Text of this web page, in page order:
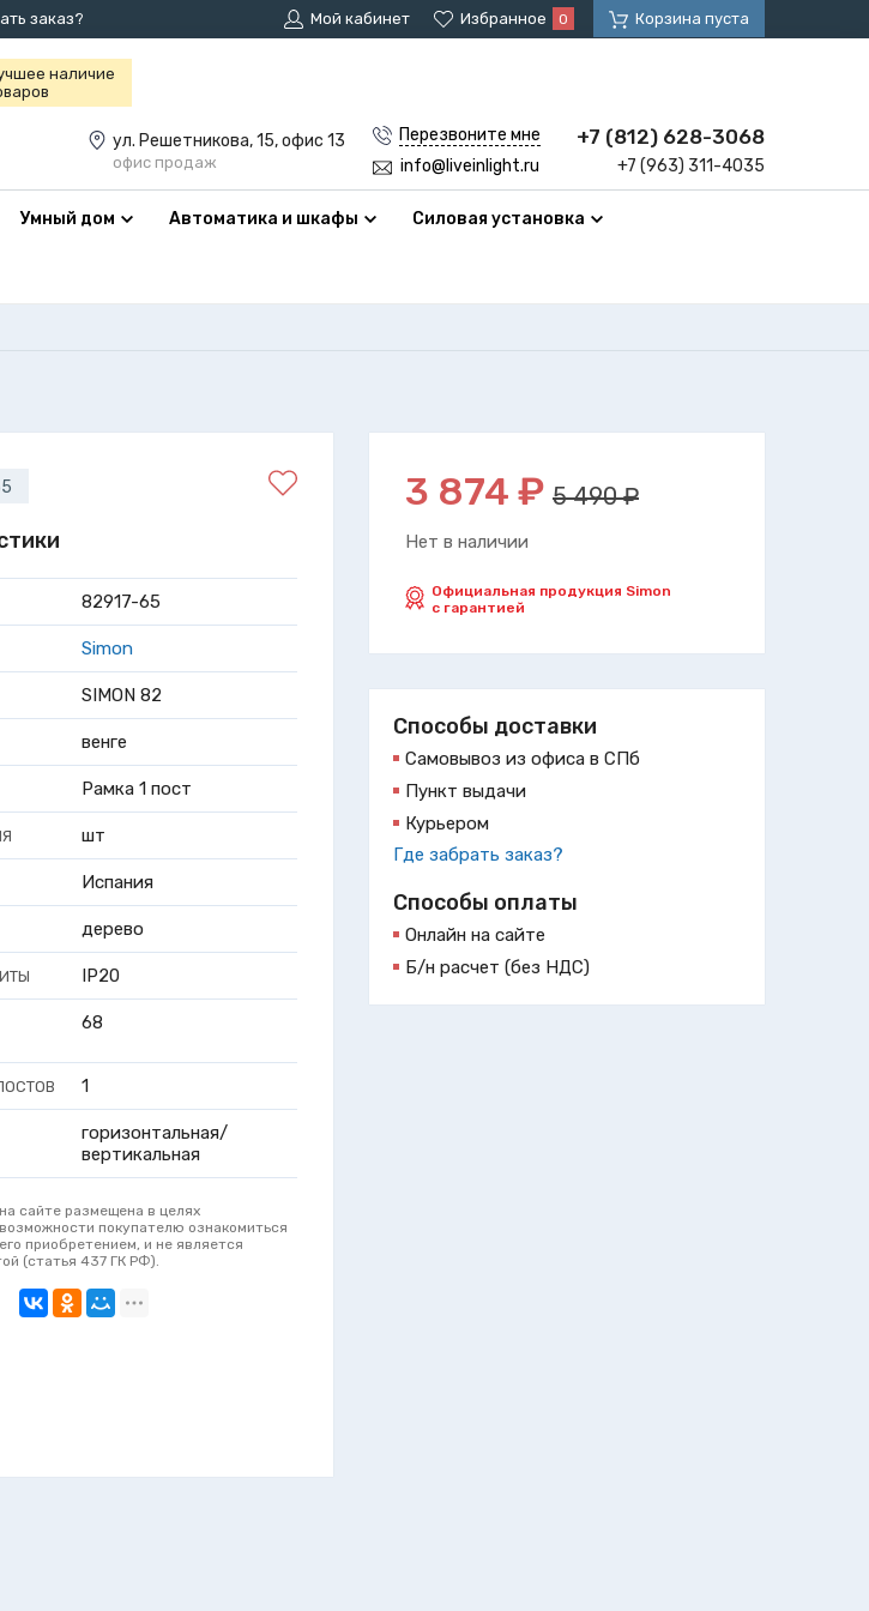
заказ? Мой кабинет Избранное 0 Корзина пуста
наличие
ул. Решетникова, 15, офис 13
офис продаж
Перезвоните мне
info@liveinlight.ru
+7 (812) 628-3068
+7 (963) 311-4035
Умный дом Автоматика и шкафы Силовая установка
3 874 ₽ 5 490 ₽
Нет в наличии
Официальная продукция Simon
с гарантией
Способы доставки
Самовывоз из офиса в СПб
Пункт выдачи
Курьером
Где забрать заказ?
Способы оплаты
Онлайн на сайте
Б/н расчет (без НДС)
82917-65
Simon
SIMON 82
венге
Рамка 1 пост
шт
Испания
дерево
IP20
68
1
горизонтальная/
вертикальная
сайте размещена в целях
покупателю ознакомиться
приобретением, и не является
(статья 437 ГК РФ).